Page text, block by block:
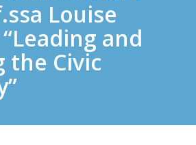
Louise
and
the Civic